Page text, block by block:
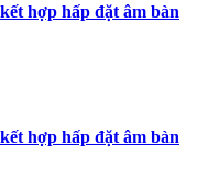
hợp hấp đặt âm bàn
hợp hấp đặt âm bàn